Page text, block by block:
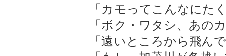
「カモってこんなにた
「ボク・ワタシ、あの
「遠いところから飛ん